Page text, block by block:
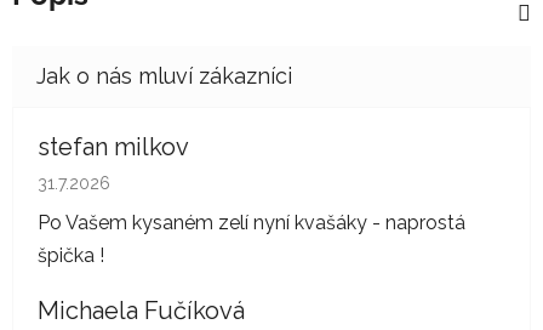
stefan milkov
Hodnocení obchodu je 5 z 5 hvězdiček.
31.7.2026
Po Vašem kysaném zelí nyní kvašáky - naprostá
špička !
Michaela Fučíková